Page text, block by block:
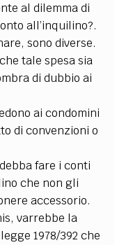
al dilemma di
all’inquilino?.
sono diverse.
tale spesa sia
di dubbio ai
ai condomini
di convenzioni o
fare i conti
che non gli
accessorio.
varrebbe la
1978/392 che